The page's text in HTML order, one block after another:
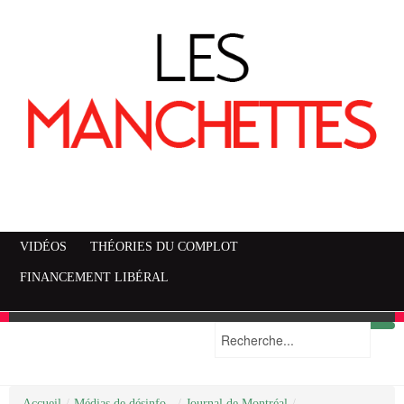
VIDÉOS THÉORIES DU COMPLOT
FINANCEMENT LIBÉRAL